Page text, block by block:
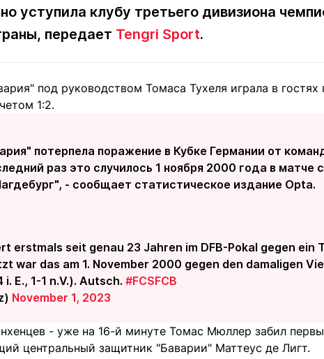
уступила клубу третьего дивизиона
передает Tengri Sport.
под руководством Томаса Тухеля играла в гостях
1:2.
потерпела поражение в Кубке Германии от
раз это случилось 1 ноября 2000 года в матче
- сообщает статистическое издание Opta.
erstmals seit genau 23 Jahren im DFB-Pokal gegen ein
war das am 1. November 2000 gegen den damaligen
E., 1-1 n.V.). Autsch. #FCSFCB
November 1, 2023
- уже на 16-й минуте Томас Мюллер забил
центральный защитник "Баварии" Маттеус де Лигт.